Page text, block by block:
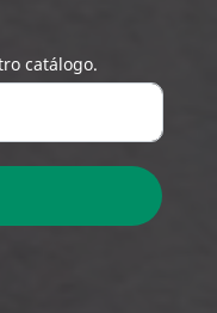
catálogo.